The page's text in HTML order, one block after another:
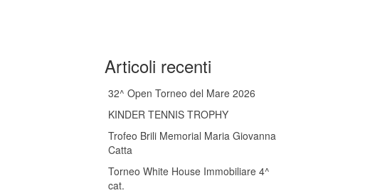
Articoli recenti
32^ Open Torneo del Mare 2026
KINDER TENNIS TROPHY
Trofeo Brili Memorial Maria Giovanna
Catta
Torneo White House Immobiliare 4^
cat.